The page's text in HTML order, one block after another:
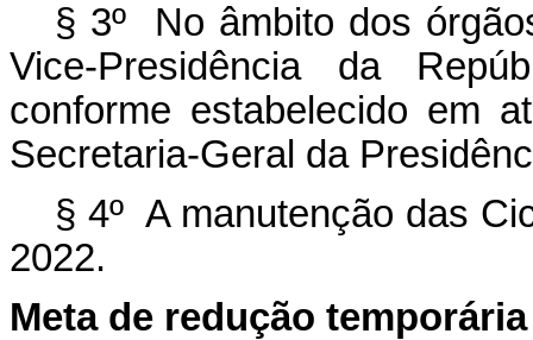
§ 3º No âmbito dos
Vice-Presidência da
conforme estabelecido em
Secretaria-Geral da
§ 4º A manutenção das
2022.
Meta de redução